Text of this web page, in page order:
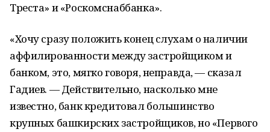
Треста» и «Роскомснаббанка».
«Хочу сразу положить конец слухам о наличии
аффилированности между застройщиком и
банком, это, мягко говоря, неправда, — сказал
Гадиев. — Действительно, насколько мне
известно, банк кредитовал большинство
крупных башкирских застройщиков, но «Первого